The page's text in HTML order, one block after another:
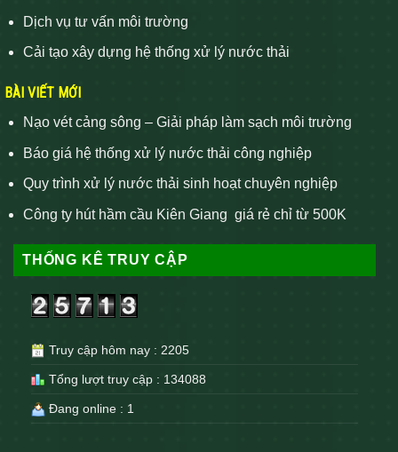
Dịch vụ tư vấn môi trường
Cải tạo xây dựng hệ thống xử lý nước thải
BÀI VIẾT MỚI
Nạo vét cảng sông – Giải pháp làm sạch môi trường
Báo giá hệ thống xử lý nước thải công nghiệp
Quy trình xử lý nước thải sinh hoạt chuyên nghiệp
Công ty hút hầm cầu Kiên Giang giá rẻ chỉ từ 500K
THỐNG KÊ TRUY CẬP
Truy cập hôm nay : 2205
Tổng lượt truy cập : 134088
Đang online : 1